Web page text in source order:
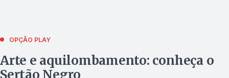
OPÇÃO PLAY
Arte e aquilombamento: conheça o
Sertão Negro